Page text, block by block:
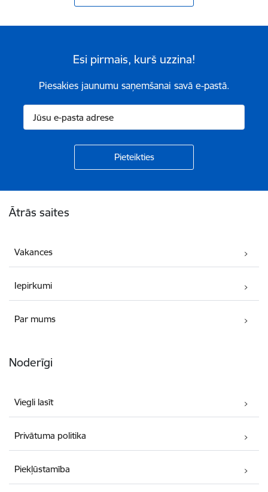
Esi pirmais, kurš uzzina!
Piesakies jaunumu saņemšanai savā e-pastā.
Ātrās saites
Vakances
Iepirkumi
Par mums
Noderīgi
Viegli lasīt
Privātuma politika
Piekļūstamība